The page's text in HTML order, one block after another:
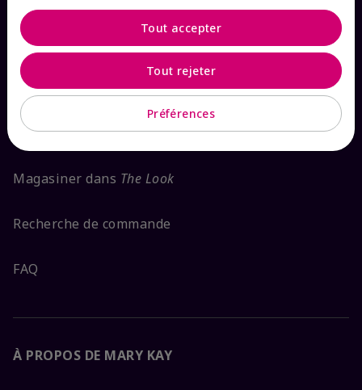
COMMENT POUVONS-NOUS AIDER?
Abonnement aux courriels
Magasiner dans The Look
Recherche de commande
FAQ
À PROPOS DE MARY KAY
Préférences
Tout rejeter
Tout accepter